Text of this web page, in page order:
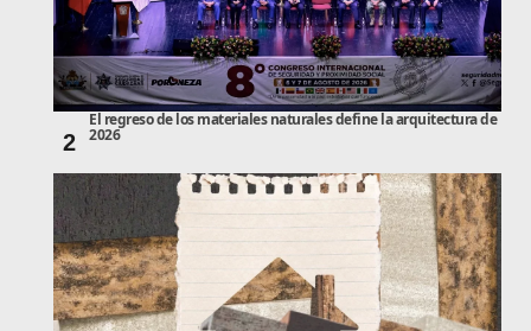
2
El regreso de los materiales naturales define la arquitectura de
2026